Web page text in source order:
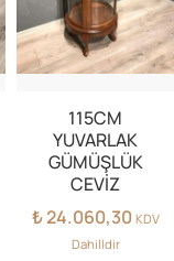
115CM
YUVARLAK
GÜMÜŞLÜK
CEVİZ
₺24.060,30 KDV
Dahilldir